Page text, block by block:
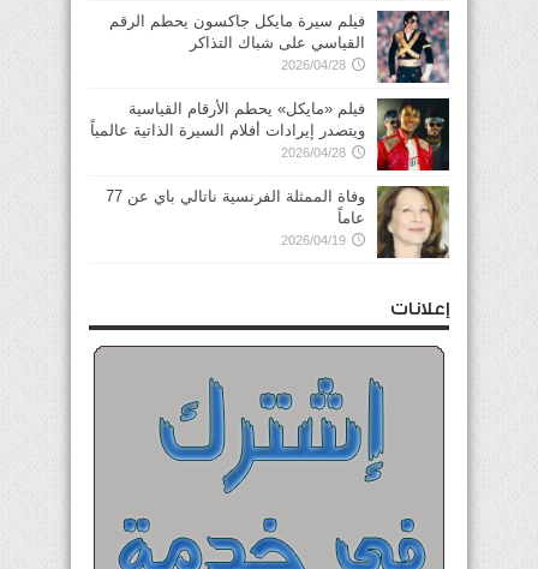
فيلم سيرة مايكل جاكسون يحطم الرقم
القياسي على شباك التذاكر
2026/04/28
فيلم «مايكل» يحطم الأرقام القياسية
ويتصدر إيرادات أفلام السيرة الذاتية عالمياً
2026/04/28
وفاة الممثلة الفرنسية ناتالي باي عن 77
عاماً
2026/04/19
إعلانات